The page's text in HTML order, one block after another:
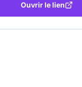
Ouvrir le lien